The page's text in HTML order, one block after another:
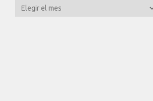
Hemeroteca